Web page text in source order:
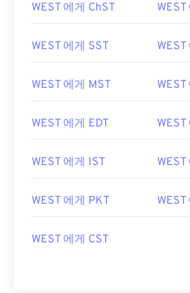
WEST 에게 ChST
WEST 에게 SST
WEST 에게 MST
WEST 에게 EDT
WEST 에게 IST
WEST 에게 PKT
WEST 에게 CST